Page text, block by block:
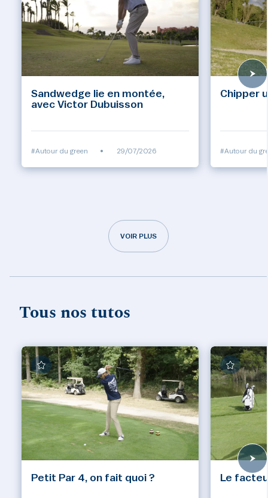
Sandwedge lie en montée,
avec Victor Dubuisson
#Autour du green • 29/07/2026
Chipper
#Autour du
VOIR PLUS
Tous nos tutos
Petit Par 4, on fait quoi ? Le